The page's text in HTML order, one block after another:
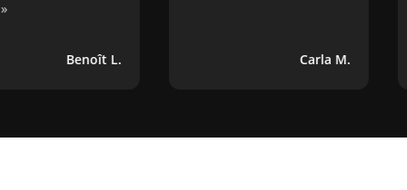
Benoît L. Carla M.